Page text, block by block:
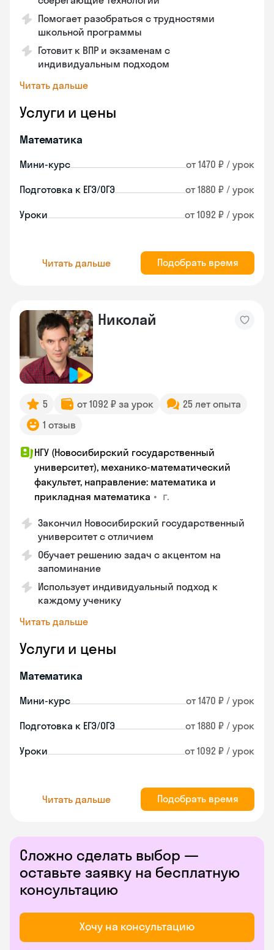
Помогает разобраться с трудностями
школьной программы
Готовит к ВПР и экзаменам с
индивидуальным подходом
Читать дальше
Услуги и цены
Математика
Мини-курс от 1470 ₽ / урок
Подготовка к ЕГЭ/ОГЭ от 1880 ₽ / урок
Уроки от 1092 ₽ / урок
Читать дальше Подобрать время
Николай
5 от 1092 ₽ за урок
25 лет опыта
1 отзыв
НГУ (Новосибирский государственный
университет), механико-математический
факультет, направление: математика и
прикладная математика • г.
Закончил Новосибирский государственный
университет с отличием
Обучает решению задач с акцентом на
запоминание
Использует индивидуальный подход к
каждому ученику
Читать дальше
Услуги и цены
Математика
Мини-курс от 1470 ₽ / урок
Подготовка к ЕГЭ/ОГЭ от 1880 ₽ / урок
Уроки от 1092 ₽ / урок
Читать дальше Подобрать время
Сложно сделать выбор —
оставьте заявку на бесплатную
консультацию
Хочу на консультацию